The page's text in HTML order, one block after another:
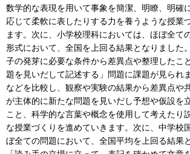
数学的な表現を用いて事象を簡潔、明瞭、明確
応じて柔軟に表したりする力を養うような授業
ます。次に、小学校理科においては、ほぼ全て
形式において、全国を上回る結果となりました
子の発芽に必要な条件から差異点や整理したこ
題を見いだして記述する」問題に課題が見られ
などを比較し、観察や実験の結果から差異点や
が主体的に新たな問題を見いだし予想や仮設を
こと、科学的な言葉や概念を使用して考えたり
な授業づくりを進めていきます。次に、中学校
ぼ全ての問題において、全国平均を上回る結果